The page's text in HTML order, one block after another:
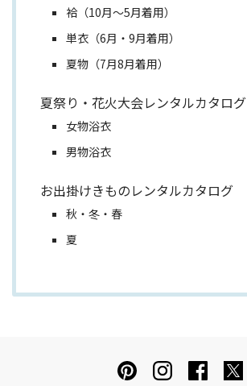
袷（10月～5月着用）
単衣（6月・9月着用）
夏物（7月8月着用）
夏祭り・花火大会レンタルカタログ
女物浴衣
男物浴衣
お出掛けきものレンタルカタログ
秋・冬・春
夏